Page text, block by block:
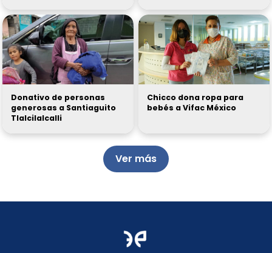
Donativo de personas
generosas a Santiaguito
Tlalcilalcalli
Chicco dona ropa para
bebés a Vifac México
Ver más